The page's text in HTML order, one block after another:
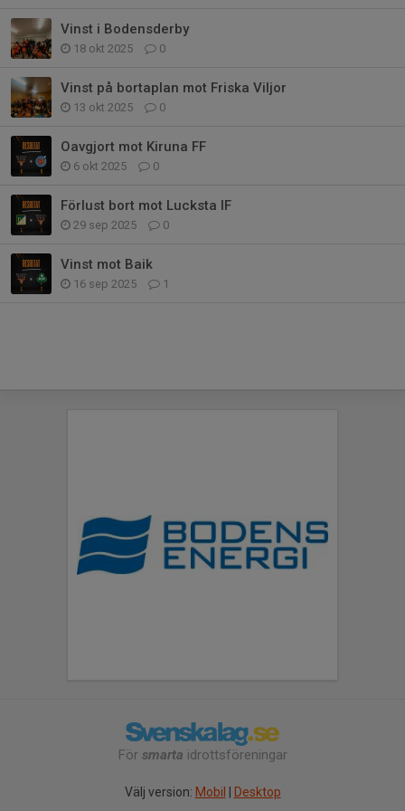
Vinst i Bodensderby
18 okt 2025 0
Vinst på bortaplan mot Friska Viljor
13 okt 2025 0
Oavgjort mot Kiruna FF
6 okt 2025 0
Förlust bort mot Lucksta IF
29 sep 2025 0
Vinst mot Baik
16 sep 2025 1
För smarta idrottsföreningar
Välj version: Mobil Desktop